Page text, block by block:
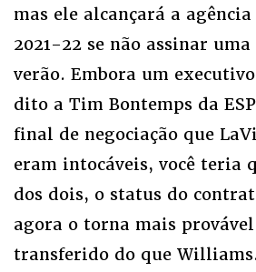
mas ele alcançará a
2021-22 se não assinar
verão. Embora um
dito a Tim Bontemps da
final de negociação que
eram intocáveis, você teria
dos dois, o status do
agora o torna mais provável
transferido do que